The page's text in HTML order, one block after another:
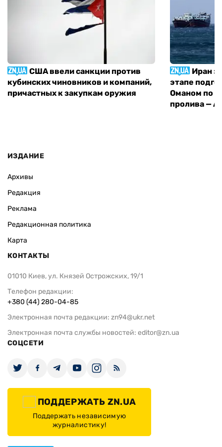
США ввели санкции против
кубинских чиновников и компаний,
причастных к закупкам оружия
Иран
этапе
Оманом по
пролива —
ИЗДАНИЕ
Архивы
Редакция
Реклама
Редакционная политика
Карта
КОНТАКТЫ
01010 Киев, ул. Князей Острожских, 19/1
Телефон редакции:
+380 (44) 280-04-85
Электронная почта редакции: zn94@ukr.net
Электронная почта службы новостей: editor@zn.ua
СОЦСЕТИ
ПОДДЕРЖАТЬ ZN.UA
Поддержать независимую
журналистику!